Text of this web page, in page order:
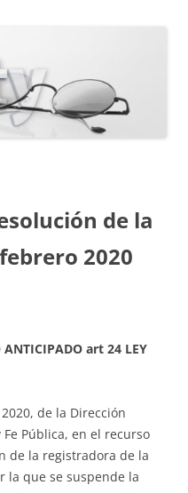
de la
febrero 2020
ANTICIPADO art 24 LEY
de la Dirección
Pública, en el recurso
de la registradora de la
la que se suspende la